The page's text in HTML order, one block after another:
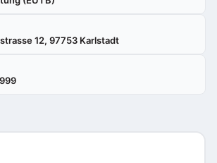
12, 97753 Karlstadt